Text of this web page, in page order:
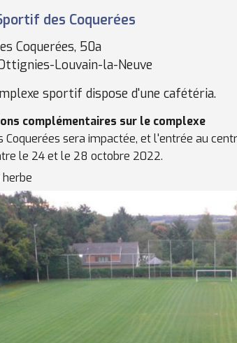
des Coquerées
Coquerées, 50a
Louvain-la-Neuve
sportif dispose d'une cafétéria.
complémentaires sur le complexe
Coquerées sera impactée, et l'entrée au
le 24 et le 28 octobre 2022.
herbe